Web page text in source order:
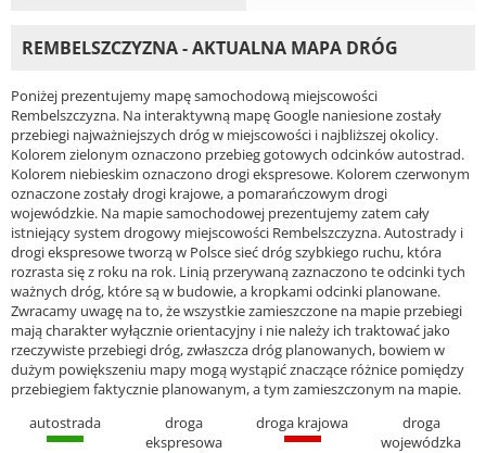
REMBELSZCZYZNA - AKTUALNA MAPA DRÓG
Poniżej prezentujemy mapę samochodową miejscowości
Rembelszczyzna. Na interaktywną mapę Google naniesione zostały
przebiegi najważniejszych dróg w miejscowości i najbliższej okolicy.
Kolorem zielonym oznaczono przebieg gotowych odcinków autostrad.
Kolorem niebieskim oznaczono drogi ekspresowe. Kolorem czerwonym
oznaczone zostały drogi krajowe, a pomarańczowym drogi
wojewódzkie. Na mapie samochodowej prezentujemy zatem cały
istniejący system drogowy miejscowości Rembelszczyzna. Autostrady i
drogi ekspresowe tworzą w Polsce sieć dróg szybkiego ruchu, która
rozrasta się z roku na rok. Linią przerywaną zaznaczono te odcinki tych
ważnych dróg, które są w budowie, a kropkami odcinki planowane.
Zwracamy uwagę na to, że wszystkie zamieszczone na mapie przebiegi
mają charakter wyłącznie orientacyjny i nie należy ich traktować jako
rzeczywiste przebiegi dróg, zwłaszcza dróg planowanych, bowiem w
dużym powiększeniu mapy mogą wystąpić znaczące różnice pomiędzy
przebiegiem faktycznie planowanym, a tym zamieszczonym na mapie.
autostrada
droga
ekspresowa
droga krajowa
droga
wojewódzka